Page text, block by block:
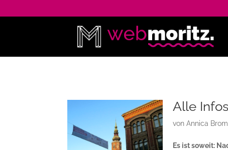
Alle
vonAnnica
Es ist soweit: